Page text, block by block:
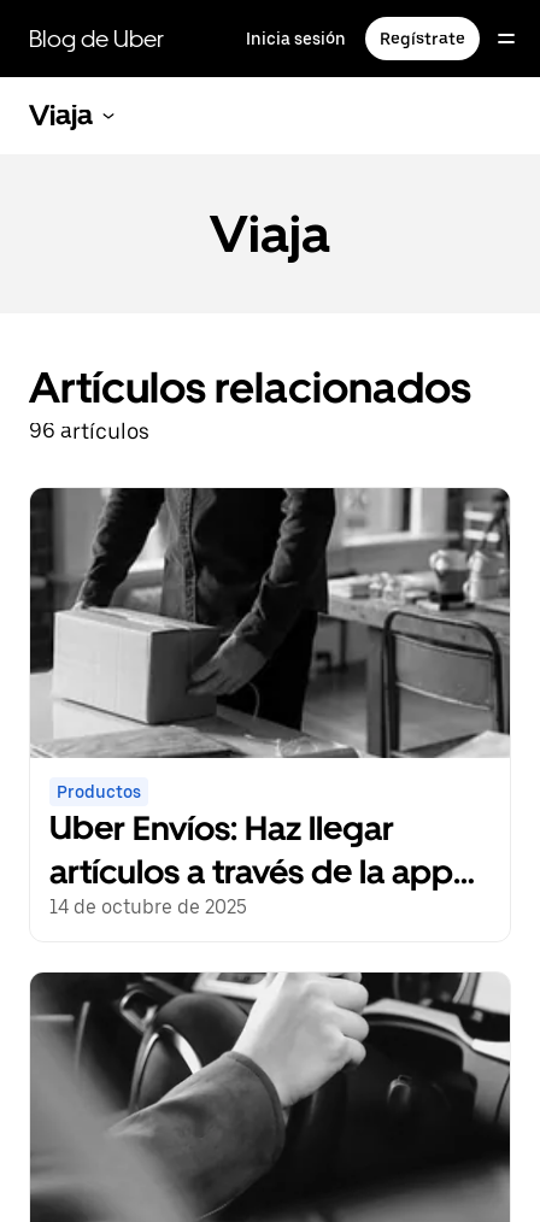
contenido
principal
Blog de Uber Inicia sesión Regístrate
Viaja
Viaja
Artículos relacionados
96 artículos
Productos
Uber Envíos: Haz llegar
artículos a través de la app
de Uber
14 de octubre de 2025